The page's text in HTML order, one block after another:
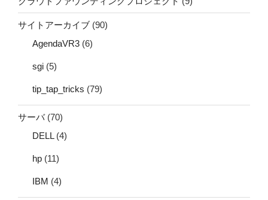
サイトアーカイブ (90)
AgendaVR3 (6)
sgi (5)
tip_tap_tricks (79)
サーバ(70)
DELL(4)
hp (11)
IBM (4)